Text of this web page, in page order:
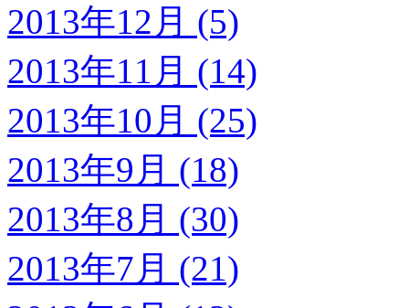
2013年12月 (5)
2013年11月 (14)
2013年10月 (25)
2013年9月 (18)
2013年8月 (30)
2013年7月 (21)